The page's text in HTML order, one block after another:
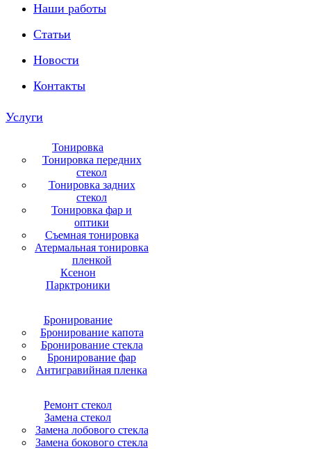
Наши работы
Статьи
Новости
Контакты
Услуги
Тонировка
Тонировка передних
стекол
Тонировка задних
стекол
Тонировка фар и
оптики
Съемная тонировка
Атермальная тонировка
пленкой
Ксенон
Парктроники
Бронирование
Бронирование капота
Бронирование стекла
Бронирование фар
Антигравийная пленка
Ремонт стекол
Замена стекол
Замена лобового стекла
Замена бокового стекла